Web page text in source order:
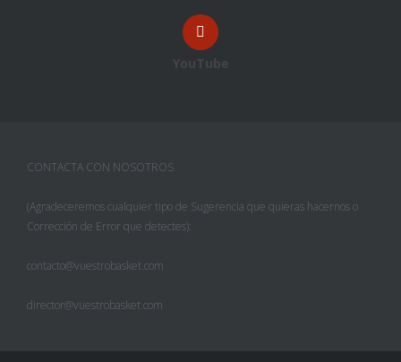
YouTube
CONTACTA CON NOSOTROS
(Agradeceremos cualquier tipo de Sugerencia que quieras hacernos o
Corrección de Error que detectes):
contacto@vuestrobasket.com
director@vuestrobasket.com